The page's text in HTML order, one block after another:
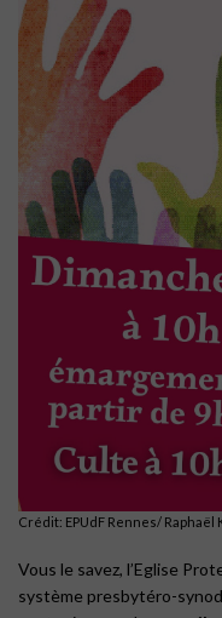
Crédit: EPUdF Rennes/ Raphaël
Vous le savez, l’Eglise
système presbytéro-